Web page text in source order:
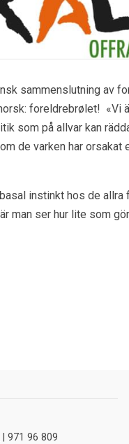
sammenslutning av
foreldrebrølet! «Vi
som på allvar kan
de varken har
instinkt hos de
man ser hur lite som
| 971 96 809